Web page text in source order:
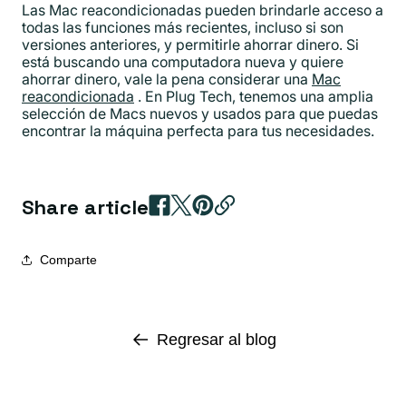
Las Mac reacondicionadas pueden brindarle acceso a
todas las funciones más recientes, incluso si son
versiones anteriores, y permitirle ahorrar dinero. Si
está buscando una computadora nueva y quiere
ahorrar dinero, vale la pena considerar una Mac
reacondicionada . En Plug Tech, tenemos una amplia
selección de Macs nuevos y usados ​​para que puedas
encontrar la máquina perfecta para tus necesidades.
Share article
Comparte
Regresar al blog